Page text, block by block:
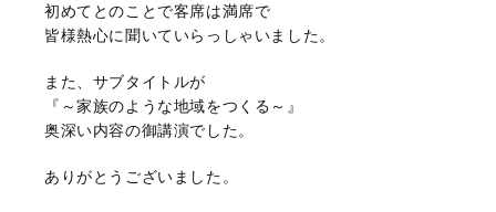
初めてとのことで客席は満席で
皆様熱心に聞いていらっしゃいました。
また、サブタイトルが
『～家族のような地域をつくる～』
奥深い内容の御講演でした。
ありがとうございました。